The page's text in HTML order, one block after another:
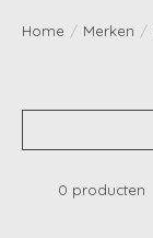
Home / Merken /
0 producten